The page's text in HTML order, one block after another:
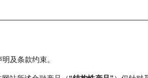
及条款约束。